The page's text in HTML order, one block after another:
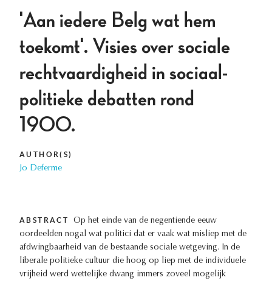
'Aan iedere Belg wat hem
toekomt'. Visies over sociale
rechtvaardigheid in sociaal-
politieke debatten rond
1900.
AUTHOR(S)
Jo Deferme
ABSTRACT
Op het einde van de negentiende eeuw
oordeelden nogal wat politici dat er vaak wat misliep met de
afdwingbaarheid van de bestaande sociale wetgeving. In de
liberale politieke cultuur die hoog op liep met de individuele
vrijheid werd wettelijke dwang immers zoveel mogelijk